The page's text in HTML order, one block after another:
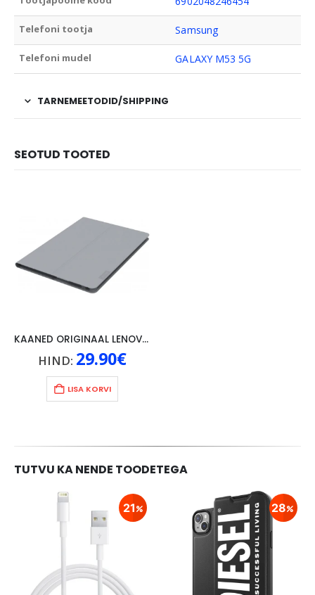
Telefoni tootja Samsung
Telefoni mudel GALAXY M53 5G
TARNEMEETODID/SHIPPING
SEOTUD TOOTED
KAANED ORIGINAAL LENOVO TAB 4 10″, HALL
HIND: 29.90€
LISA KORVI
TUTVU KA NENDE TOODETEGA
21 28